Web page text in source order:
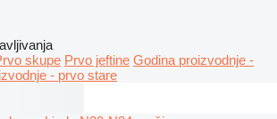
skupe Prvo jeftine Godina proizvodnje -
- prvo stare